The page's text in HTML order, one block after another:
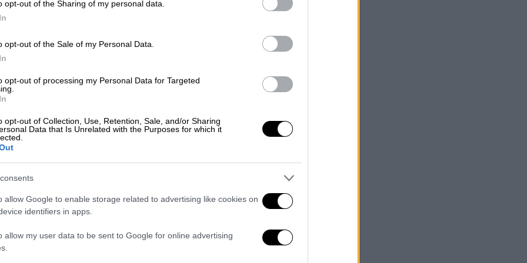
opt-out of the Sharing of my personal data.
opt-out of the Sale of my Personal Data.
opt-out of processing my Personal Data for Targeted
opt-out of Collection, Use, Retention, Sale, and/or Sharing
Data that Is Unrelated with the Purposes for which it
allow Google to enable storage related to advertising like cookies on
identifiers in apps.
allow my user data to be sent to Google for online advertising
υπέστειλε τηνσημαία
δρόμους της πόλης. Oι εκπρόσωποι
ήδη στην πρωτεύουσα– εμφανίζονται
το είχαν αντιληφθεί, το είχαν
τις σημαίες από τις κρυψώνες και
κουρτίνες.